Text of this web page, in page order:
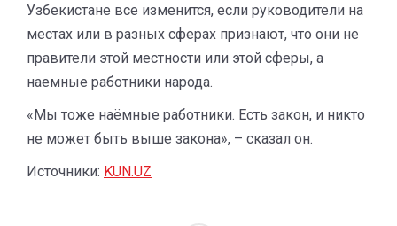
Узбекистане все изменится, если руководители на
местах или в разных сферах признают, что они не
правители этой местности или этой сферы, а
наемные работники народа.
«Мы тоже наёмные работники. Есть закон, и никто
не может быть выше закона», – сказал он.
Источники: KUN.UZ